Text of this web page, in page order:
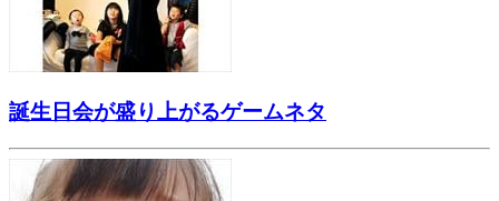
誕生日会が盛り上がるゲームネタ